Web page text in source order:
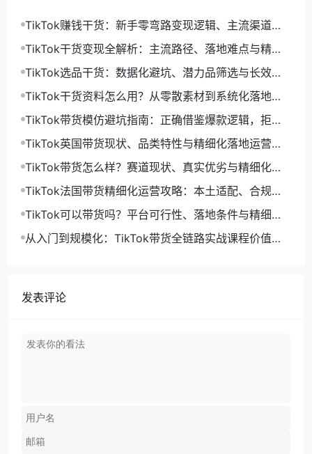
TikTok赚钱干货：新手零弯路变现逻辑、主流渠道与
精细化落地打法
TikTok干货变现全解析：主流路径、落地难点与精细
化增收打法
TikTok选品干货：数据化避坑、潜力品筛选与长效盈
利选品体系
TikTok干货资料怎么用？从零散素材到系统化落地运
营指南
TikTok带货模仿避坑指南：正确借鉴爆款逻辑，拒绝
低效搬运限流
TikTok英国带货现状、品类特性与精细化落地运营指
南
TikTok带货怎么样？赛道现状、真实优劣与精细化运
营落地解析
TikTok法国带货精细化运营攻略：本土适配、合规落
地与长效起量打法
TikTok可以带货吗？平台可行性、落地条件与精细化
运营解法
从入门到规模化：TikTok带货全链路实战课程价值与
发表评论